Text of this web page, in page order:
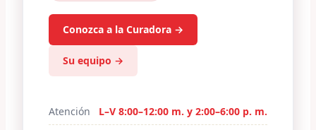
Conozca a la Curadora →
Su equipo →
Atención
L–V 8:00–12:00 m. y 2:00–6:00 p. m.